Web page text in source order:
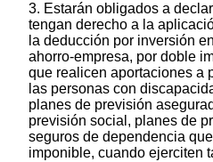
3. Estarán obligados a
tengan derecho a la
la deducción por inversión
ahorro-empresa, por doble
que realicen aportaciones a
las personas con
planes de previsión
previsión social, planes de
seguros de dependencia
imponible, cuando ejerciten